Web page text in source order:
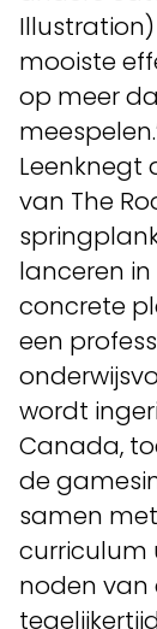
mooiste
op meer
Leenknegt
van The
lanceren
concrete
een
wordt
Canada,
de
samen
curriculum
noden van